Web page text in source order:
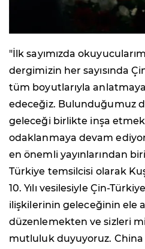
"İlk sayımızda
dergimizin her sayısında
tüm boyutlarıyla
edeceğiz. Bulunduğumuz
geleceği birlikte inşa
odaklanmaya devam
en önemli yayınlarından
Türkiye temsilcisi olarak
10. Yılı vesilesiyle Çin-
ilişkilerinin geleceğinin ele
düzenlemekten ve sizleri
mutluluk duyuyoruz. China